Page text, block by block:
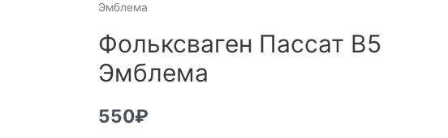
Эмблема
Фольксваген Пассат В5
Эмблема
550₽